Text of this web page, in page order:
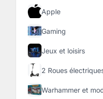
Apple
Gaming
Jeux et loisirs
2 Roues